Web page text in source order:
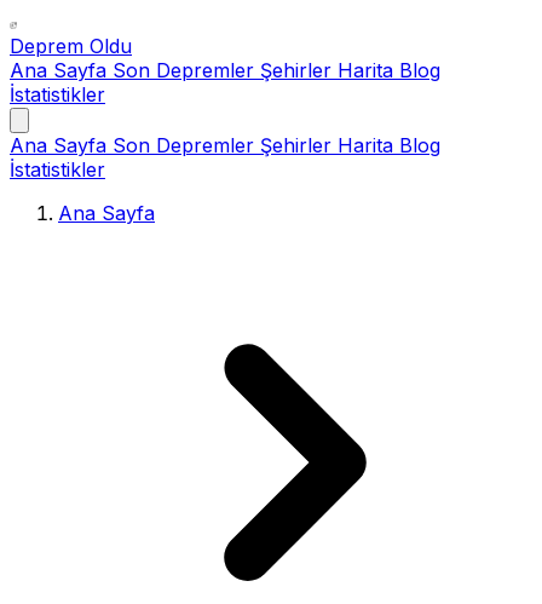
Deprem Oldu
Ana Sayfa Son Depremler Şehirler Harita Blog
İstatistikler
Ana Sayfa Son Depremler Şehirler Harita Blog
İstatistikler
Ana Sayfa